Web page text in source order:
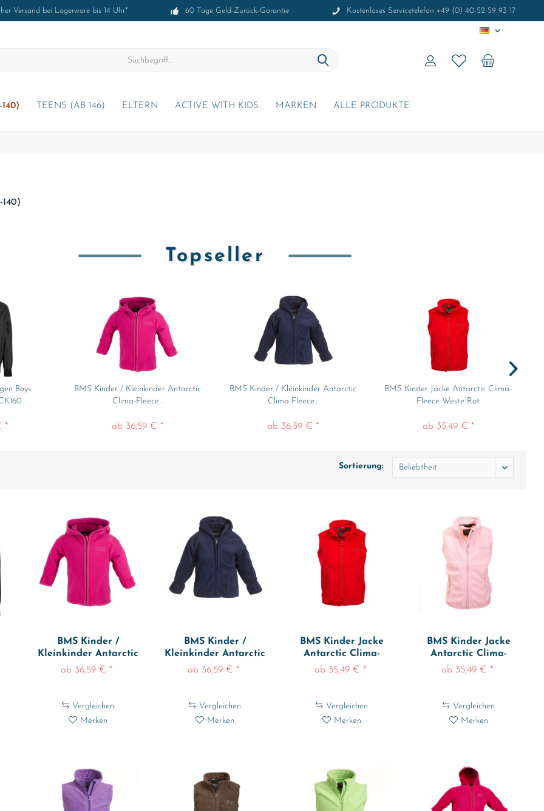
Versand bei Lagerware bis 14 Uhr* 60 Tage Geld-Zurück-Garantie Kostenloses Servicetelefon +49 (0) 40-52 59 93 17
DE
TEENS (AB 146) ELTERN ACTIVE WITH KIDS MARKEN ALLE PRODUKTE
140)
Topseller
Boys
*
BMS Kinder / Kleinkinder Antarctic
Clima-Fleece...
ab 36,59 € *
BMS Kinder / Kleinkinder Antarctic
Clima-Fleece...
ab 36,59 € *
BMS Kinder Jacke Antarctic Clima-
Fleece Weste Rot
ab 35,49 € *
Sortierung:
BMS Kinder /
Kleinkinder Antarctic
Clima-Fleece...
ab 36,59 € *
Vergleichen
Merken
BMS Kinder /
Kleinkinder Antarctic
Clima-Fleece...
ab 36,59 € *
Vergleichen
Merken
BMS Kinder Jacke
Antarctic Clima-
Fleece Weste Rot
ab 35,49 € *
Vergleichen
Merken
BMS Kinder Jacke
Antarctic Clima-
Fleece Weste Rosé
ab 35,49 € *
Vergleichen
Merken